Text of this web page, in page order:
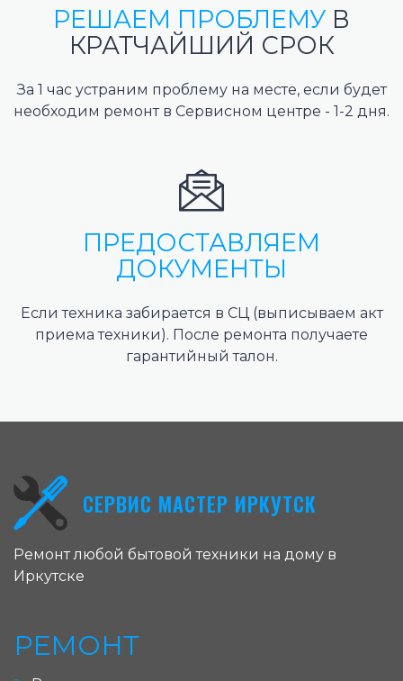
РЕШАЕМ ПРОБЛЕМУ В
КРАТЧАЙШИЙ СРОК
За 1 час устраним проблему на месте, если будет
необходим ремонт в Сервисном центре - 1-2 дня.
ПРЕДОСТАВЛЯЕМ
ДОКУМЕНТЫ
Если техника забирается в СЦ (выписываем акт
приема техники). После ремонта получаете
гарантийный талон.
СЕРВИС МАСТЕР ИРКУТСК
Ремонт любой бытовой техники на дому в
Иркутске
РЕМОНТ